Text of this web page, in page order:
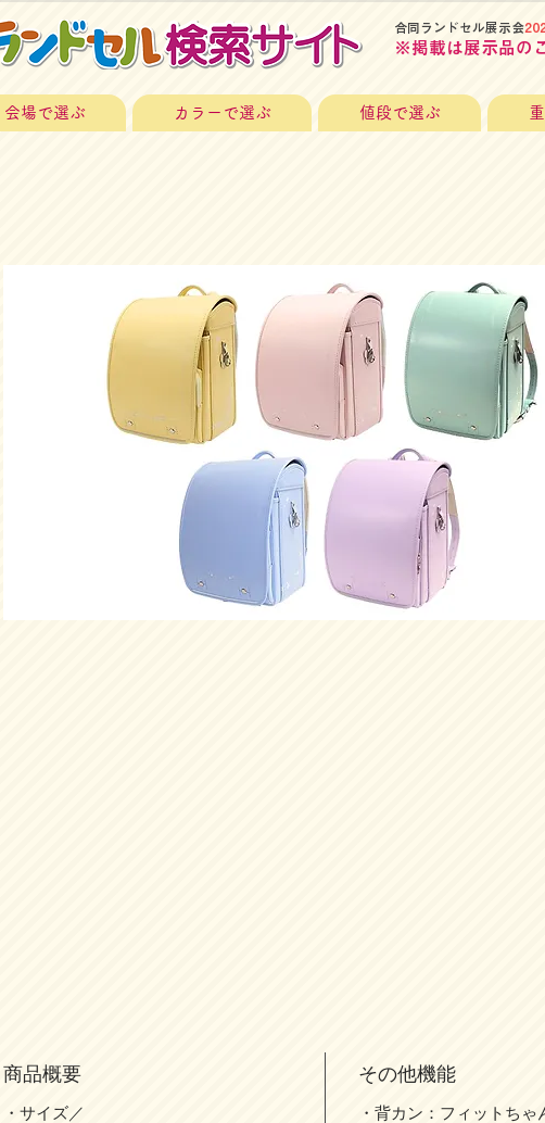
​合同ランドセル展示会
​※掲載は展示品の
会場で選ぶ カラーで選ぶ 値段で選ぶ
商品概要
・サイズ／
その他機能
・背カン：フィットちゃ